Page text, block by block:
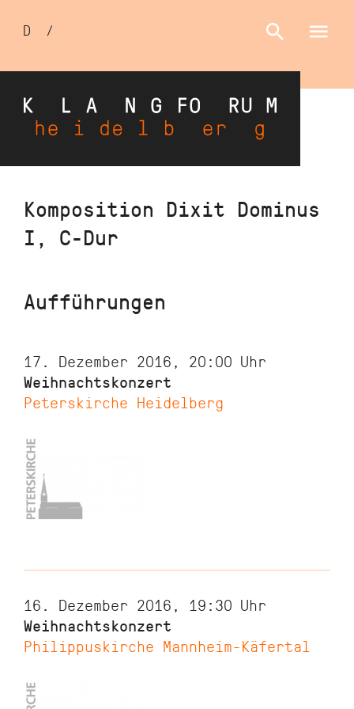
Direkt
Inhalt
Sprachumschalter
D /
Komposition Dixit Dominus
I, C-Dur
Aufführungen
17. Dezember 2016, 20:00 Uhr
Weihnachtskonzert
Peterskirche Heidelberg
16. Dezember 2016, 19:30 Uhr
Weihnachtskonzert
Philippuskirche Mannheim-Käfertal